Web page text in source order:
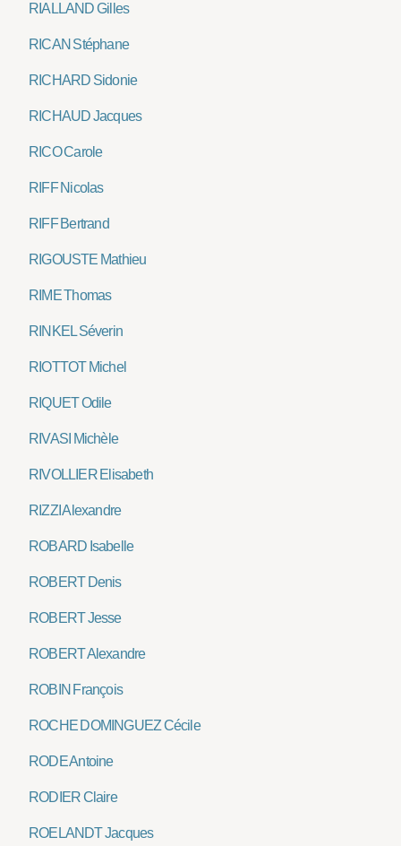
RIALLAND Gilles
RICAN Stéphane
RICHARD Sidonie
RICHAUD Jacques
RICO Carole
RIFF Nicolas
RIFF Bertrand
RIGOUSTE Mathieu
RIME Thomas
RINKEL Séverin
RIOTTOT Michel
RIQUET Odile
RIVASI Michèle
RIVOLLIER Elisabeth
RIZZI Alexandre
ROBARD Isabelle
ROBERT Denis
ROBERT Jesse
ROBERT Alexandre
ROBIN François
ROCHE DOMINGUEZ Cécile
RODE Antoine
RODIER Claire
ROELANDT Jacques